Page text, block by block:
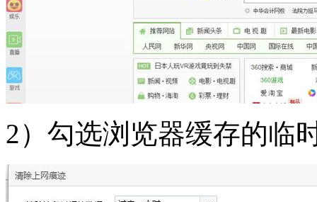
2）勾选浏览器缓存的临